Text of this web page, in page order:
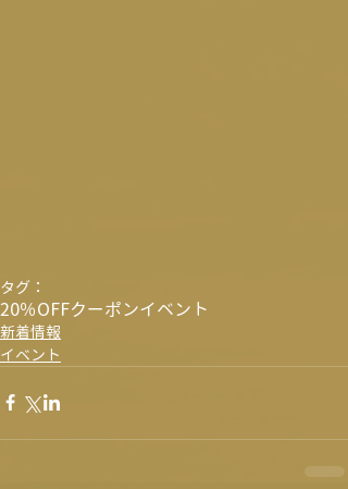
タグ：
20％OFFクーポンイベント
新着情報
イベント